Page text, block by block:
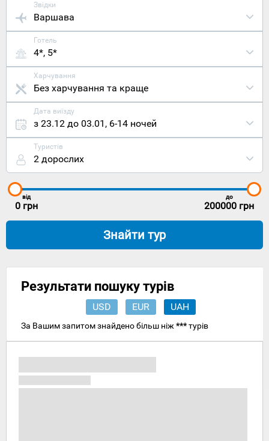
Звідки
Варшава
Готель
4*, 5*
Харчування
Без харчування та краще
Дата виїзду
з 23.12 до 03.01 , 6-14 ночей
Туристів
2 дорослих
від
0 грн
до
200000 грн
Знайти тур
Результати пошуку турів
USD EUR UAH
За Вашим запитом знайдено більш ніж ***турів